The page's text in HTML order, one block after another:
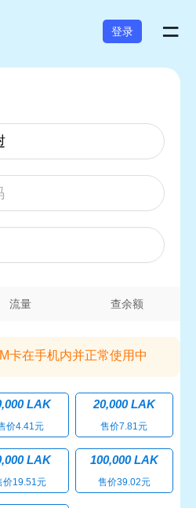
登录 =
流量 查余额
卡在手机内并正常使用中
LAK
价4.41元
20,000 LAK
售价7.81元
LAK
价19.51元
100,000 LAK
售价39.02元